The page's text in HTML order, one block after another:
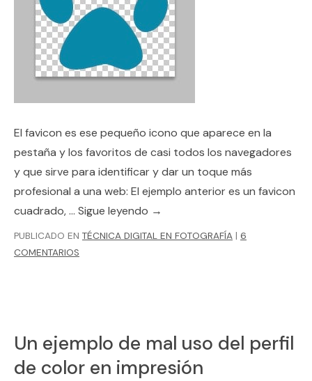
El favicon es ese pequeño icono que aparece en la
pestaña y los favoritos de casi todos los navegadores
y que sirve para identificar y dar un toque más
profesional a una web: El ejemplo anterior es un favicon
cuadrado, … Sigue leyendo →
PUBLICADO EN TÉCNICA DIGITAL EN FOTOGRAFÍA | 6
COMENTARIOS
Un ejemplo de mal uso del perfil
de color en impresión